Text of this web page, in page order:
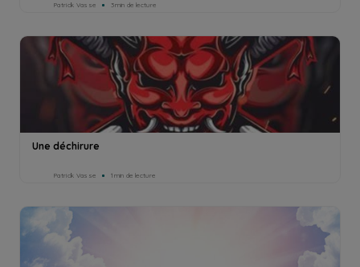
Patrick Vasse 3min de lecture
Une déchirure
Patrick Vasse 1min de lecture